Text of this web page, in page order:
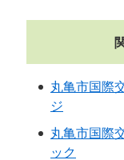
丸亀市国際
ジ
丸亀市国際
ック